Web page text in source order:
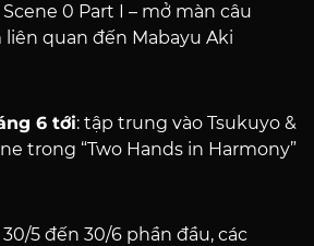
Scene 0 Part I – mở màn câu
quan đến Mabayu Aki
6 tới: tập trung vào Tsukuyo &
trong “Two Hands in Harmony”
30/5 đến 30/6 phần đầu, các